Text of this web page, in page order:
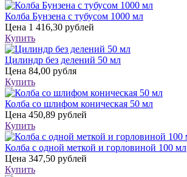
Колба Бунзена с тубусом 1000 мл
Цена 1 416,30 рублей
Купить
Цилиндр без делений 50 мл
Цена 84,00 рубля
Купить
Колба со шлифом коническая 50 мл
Цена 450,89 рублей
Купить
Колба с одной меткой и горловиной 100 мл
Цена 347,50 рублей
Купить